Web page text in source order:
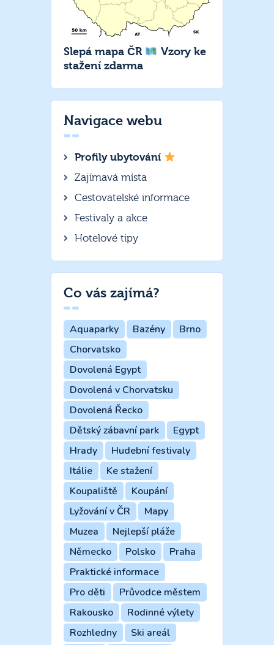
Slepá mapa ČR
Vzory ke
stažení zdarma
Navigace webu
Profily ubytování
Zajímavá místa
Cestovatelské informace
Festivaly a akce
Hotelové tipy
Co vás zajímá?
Aquaparky Bazény
Brno
Chorvatsko
Dovolená Egypt
Dovolená v Chorvatsku
Dovolená Řecko
Dětský zábavní park
Egypt
Hrady
Hudební festivaly
Itálie
Ke stažení
Koupaliště
Koupání
Lyžování v ČR
Mapy
Muzea
Nejlepší pláže
Německo
Polsko
Praha
Praktické informace
Pro děti
Průvodce městem
Rakousko
Rodinné výlety
Rozhledny
Ski areál